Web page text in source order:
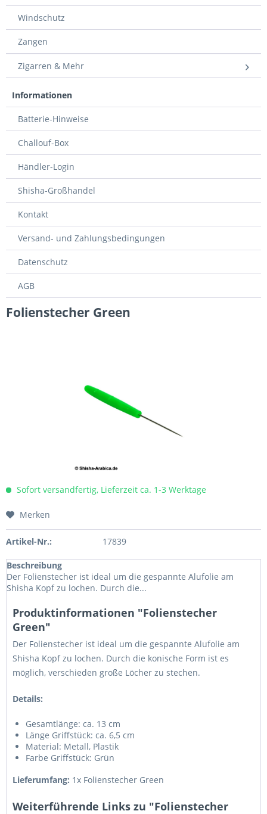
Windschutz
Zangen
Zigarren & Mehr
Informationen
Batterie-Hinweise
Challouf-Box
Händler-Login
Shisha-Großhandel
Kontakt
Versand- und Zahlungsbedingungen
Datenschutz
AGB
Folienstecher Green
Sofort versandfertig, Lieferzeit ca. 1-3 Werktage
Merken
Artikel-Nr.: 17839
Beschreibung
Der Folienstecher ist ideal um die gespannte Alufolie am
Shisha Kopf zu lochen. Durch die...
Produktinformationen "Folienstecher
Green"
Der Folienstecher ist ideal um die gespannte Alufolie am
Shisha Kopf zu lochen. Durch die konische Form ist es
möglich, verschieden große Löcher zu stechen.
Details:
Gesamtlänge: ca. 13 cm
Länge Griffstück: ca. 6,5 cm
Material: Metall, Plastik
Farbe Griffstück: Grün
Lieferumfang: 1x Folienstecher Green
Weiterführende Links zu "Folienstecher